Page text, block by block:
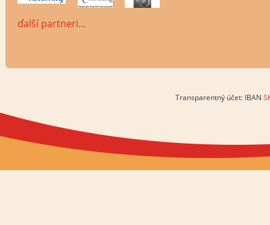
ďalší partneri…
Transparentný účet: IBAN